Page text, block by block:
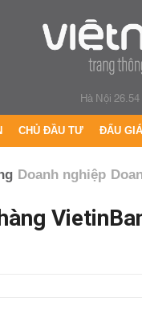
Hà Nội 26.54
CHỦ ĐẦU TƯ ĐẤU
Doanh nghiệp